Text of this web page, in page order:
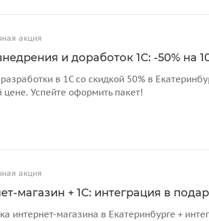
акция
и доработок 1С: -50% на
в 1С со скидкой 50% в
цене. Успейте оформить пакет!
акция
магазин + 1С: интеграция в
интернет-магазина в Екатеринбурге +